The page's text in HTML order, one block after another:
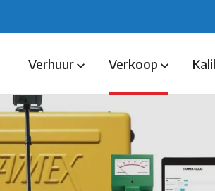
Verhuur Verkoop